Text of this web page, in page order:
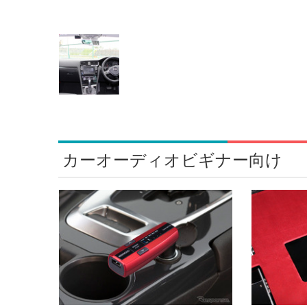
カーオーディオビギナー向け